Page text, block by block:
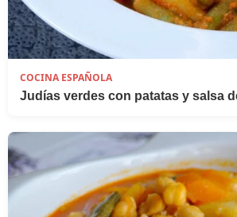
COCINA ESPAÑOLA
Judías verdes con patatas y salsa